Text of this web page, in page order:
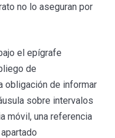
no lo aseguran por
el epígrafe
de
obligación de informar
sobre intervalos
móvil, una referencia